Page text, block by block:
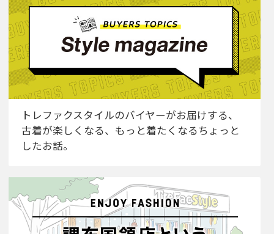
トレファクスタイルのバイヤーがお届けする、
古着が楽しくなる、もっと着たくなるちょっと
したお話。